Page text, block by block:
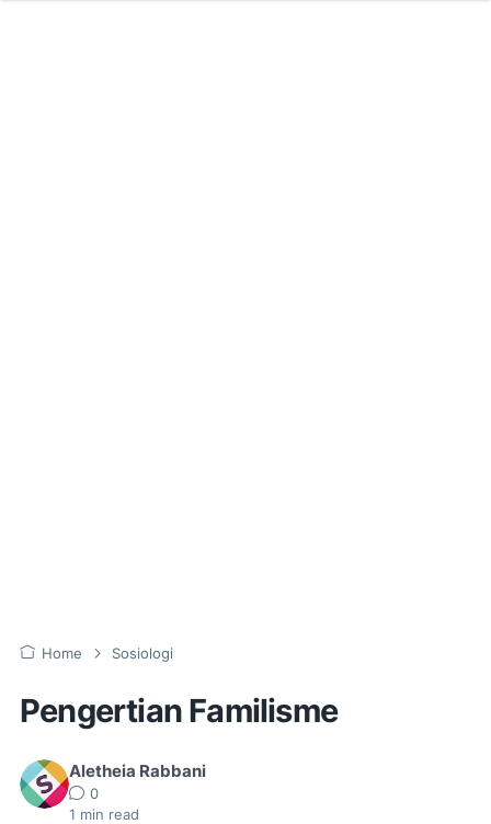
Home Sosiologi
Pengertian Familisme
Aletheia Rabbani
0
1 min read